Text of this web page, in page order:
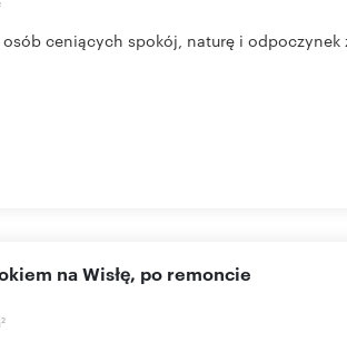
ceniących spokój, naturę i odpoczynek
2
na Wisłę, po remoncie